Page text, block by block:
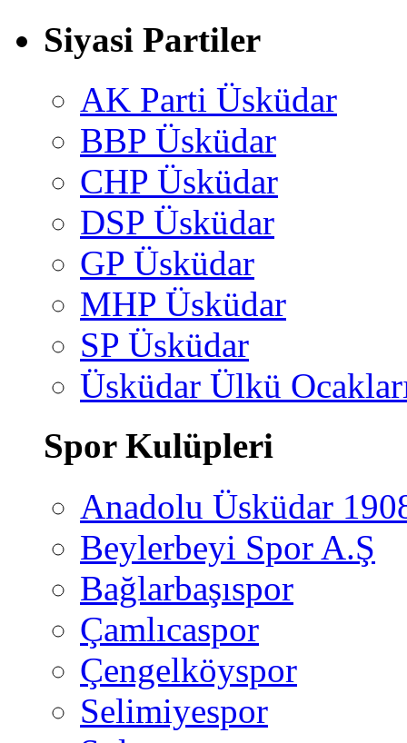
Siyasi Partiler
AK Parti Üsküdar
BBP Üsküdar
CHP Üsküdar
DSP Üsküdar
GP Üsküdar
MHP Üsküdar
SP Üsküdar
Üsküdar Ülkü
Spor Kulüpleri
Anadolu Üsküdar
Beylerbeyi Spor A.Ş
Bağlarbaşıspor
Çamlıcaspor
Çengelköyspor
Selimiyespor